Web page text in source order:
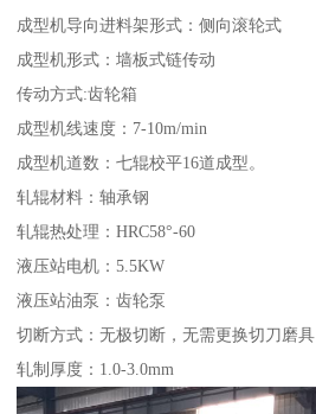
成型机导向进料架形式：侧向滚轮式
成型机形式：墙板式链传动
传动方式:齿轮箱
成型机线速度：7-10m/min
成型机道数：七辊校平16道成型。
轧辊材料：轴承钢
轧辊热处理：HRC58°-60
液压站电机：5.5KW
液压站油泵：齿轮泵
切断方式：无极切断，无需更换切刀磨具
轧制厚度：1.0-3.0mm